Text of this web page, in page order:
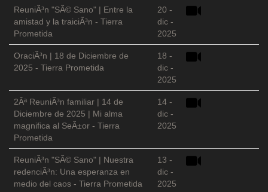
ReuniÃ³n "SÃ© Sano" | Entre la
amistad y la traiciÃ³n - Tierra
Prometida
20 -
dic -
2025
OraciÃ³n | 18 de Diciembre de
2025 - Tierra Prometida
18 -
dic -
2025
2Âª ReuniÃ³n familiar | 14 de
Diciembre de 2025 | Mi alma
magnifica al SeÃ±or - Tierra
Prometida
14 -
dic -
2025
ReuniÃ³n "SÃ© Sano" | Nuestra
redenciÃ³n: Una esperanza en
medio del caos - Tierra Prometida
13 -
dic -
2025